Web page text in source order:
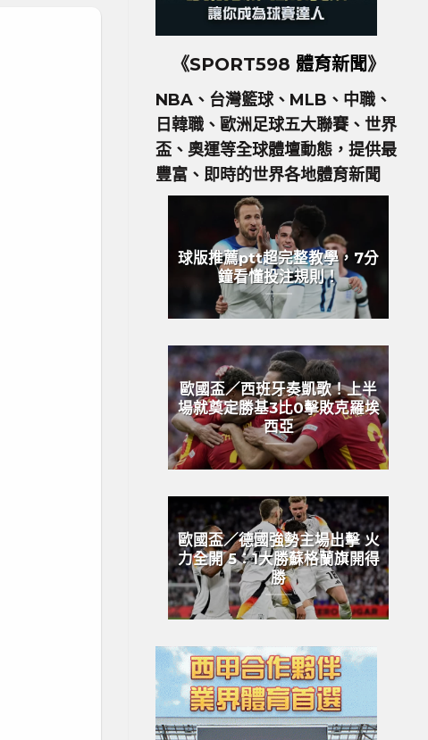
《SPORT598 體育新聞》
NBA、台灣籃球、MLB、中職、
日韓職、歐洲足球五大聯賽、世界
盃、奧運等全球體壇動態，提供最
豐富、即時的世界各地體育新聞
球版推薦ptt超完整教學，7分
鐘看懂投注規則！
歐國盃／西班牙奏凱歌！上半
場就奠定勝基3比0擊敗克羅埃
西亞
歐國盃／德國強勢主場出擊 火
力全開 5：1大勝蘇格蘭旗開得
勝